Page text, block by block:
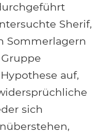
Sherif,
Sommerlagern
auf,
sich